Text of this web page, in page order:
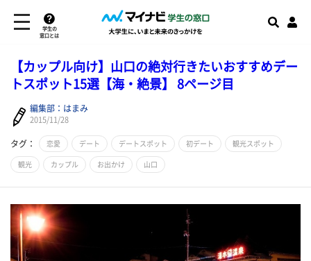
学生の
窓口とは
【カップル向け】山口の絶対行きたいおすすめデー
トスポット15選【海・絶景】 8ページ目
編集部：はまみ
2015/11/28
タグ： 恋愛 デート デートスポット 初デート 観光スポット
観光 カップル お出かけ 山口